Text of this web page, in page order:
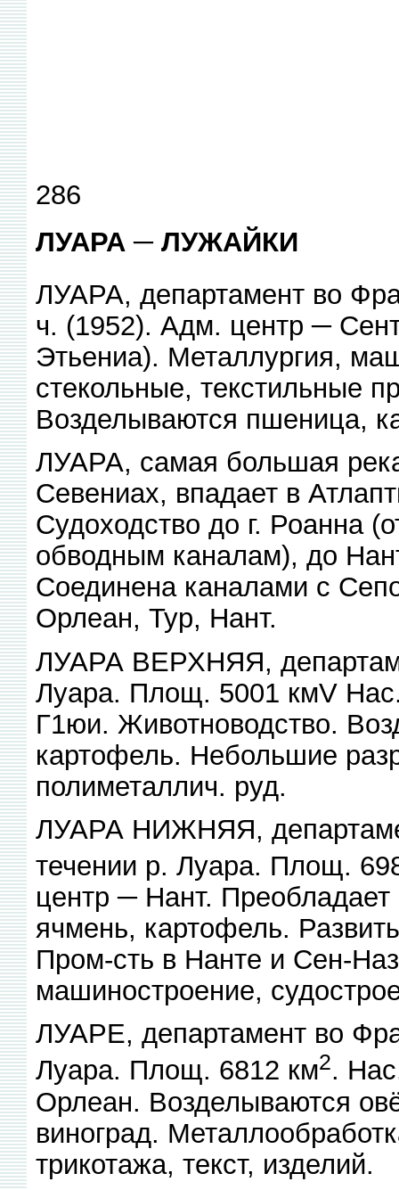
286
ЛУАРА ─ ЛУЖАЙКИ
ЛУАРА, департамент во
ч. (1952). Адм. центр ─
Этьениа). Металлургия,
стекольные, текстильные
Возделываются пшеница,
ЛУАРА, самая большая
Севениах, впадает в
Судоходство до г. Роанна
обводным каналам), до
Соединена каналами с
Орлеан, Тур, Нант.
ЛУАРА ВЕРХНЯЯ,
Луара. Площ. 5001 кмV
Г1юи. Животноводство.
картофель. Небольшие
полиметаллич. руд.
ЛУАРА НИЖНЯЯ,
течении р. Луара. Площ.
центр ─ Нант.
ячмень, картофель.
Пром-сть в Нанте и Сен-
машиностроение,
ЛУАРЕ, департамент во
Луара. Площ. 6812 км2.
Орлеан. Возделываются
виноград.
трикотажа, текст, изделий.